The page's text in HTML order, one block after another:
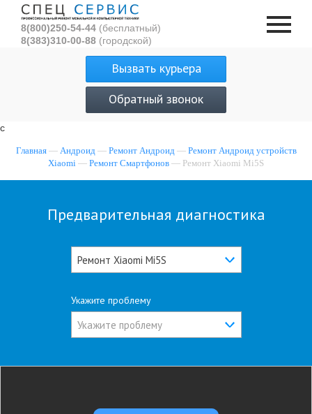
с
8(800)250-54-44 (бесплатный)
8(383)310-00-88 (городской)
Вызвать курьера
Обратный звонок
Главная— Андроид — Ремонт Андроид — Ремонт Андроид устройств
Xiaomi — Ремонт Смартфонов — Ремонт Xiaomi Mi5S
Предварительная диагностика
Ремонт Xiaomi Mi5S
Укажите проблему
Укажите проблему